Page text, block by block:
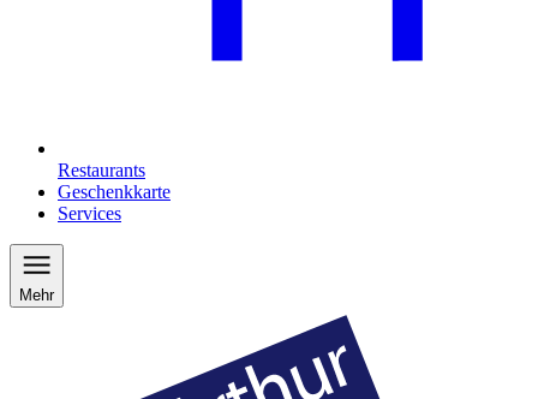
Restaurants
Geschenkkarte
Services
Mehr